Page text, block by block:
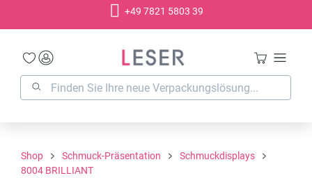
+49 7821 5803 39
Shop Schmuck-Präsentation
Schmuckdisplays
8004 BRILLIANT